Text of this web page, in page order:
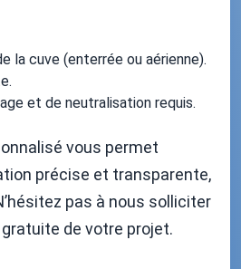
la cuve (enterrée ou aérienne).
et de neutralisation requis.
vous permet
précise et transparente,
pas à nous solliciter
de votre projet.